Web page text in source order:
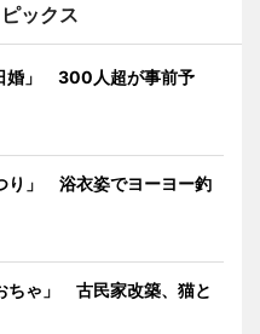
ックス
婚」 300人超が事前予
り」 浴衣姿でヨーヨー釣
ちゃ」 古民家改築、猫と